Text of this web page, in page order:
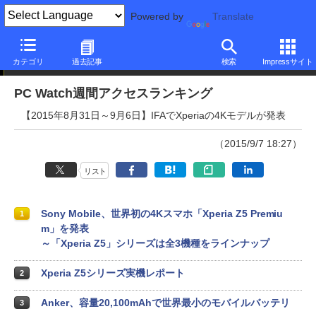
Powered by Translate
カテゴリ 過去記事 検索 Impressサイト
PC Watch週間アクセスランキング
PC Watch週間アクセスランキング
【2015年8月31日～9月6日】IFAでXperiaの4Kモデルが発表
（2015/9/7 18:27）
リスト
1
Sony Mobile、世界初の4Kスマホ「Xperia Z5 Premiu
m」を発表
～「Xperia Z5」シリーズは全3機種をラインナップ
2 Xperia Z5シリーズ実機レポート
3
Anker、容量20,100mAhで世界最小のモバイルバッテリ